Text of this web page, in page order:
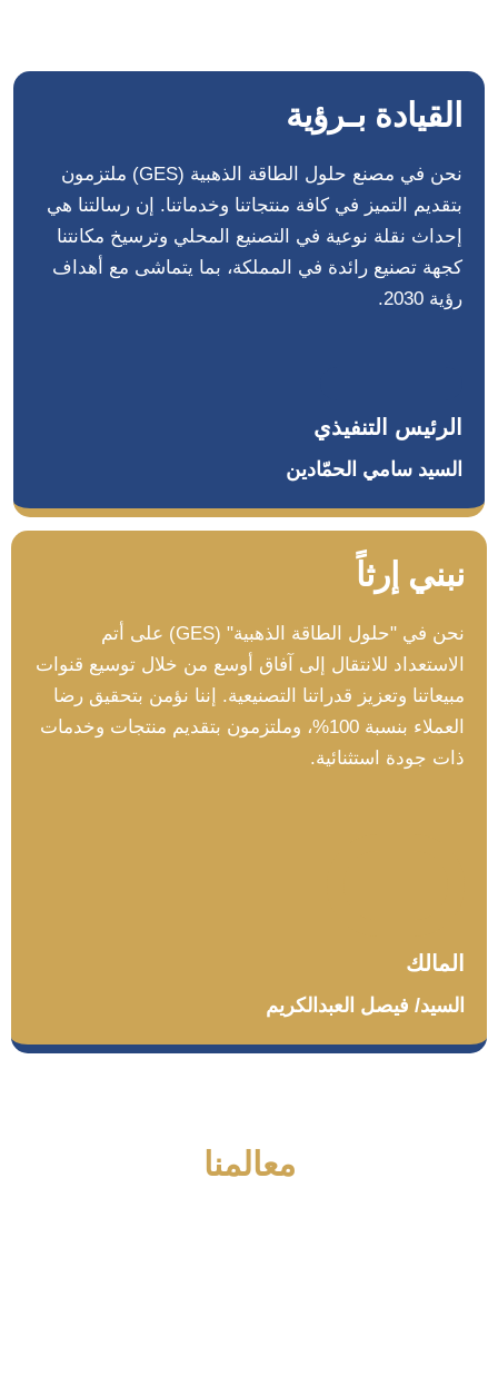
القيادة بـرؤية
نحن في مصنع حلول الطاقة الذهبية (GES) ملتزمون
بتقديم التميز في كافة منتجاتنا وخدماتنا. إن رسالتنا هي
إحداث نقلة نوعية في التصنيع المحلي وترسيخ مكانتنا
كجهة تصنيع رائدة في المملكة، بما يتماشى مع أهداف
رؤية 2030.
الرئيس التنفيذي
السيد سامي الحمّادين
نبني إرثاً
نحن في "حلول الطاقة الذهبية" (GES) على أتم
الاستعداد للانتقال إلى آفاق أوسع من خلال توسيع قنوات
مبيعاتنا وتعزيز قدراتنا التصنيعية. إننا نؤمن بتحقيق رضا
العملاء بنسبة 100%، وملتزمون بتقديم منتجات وخدمات
ذات جودة استثنائية.
المالك
السيد/ فيصل العبدالكريم
معالمنا